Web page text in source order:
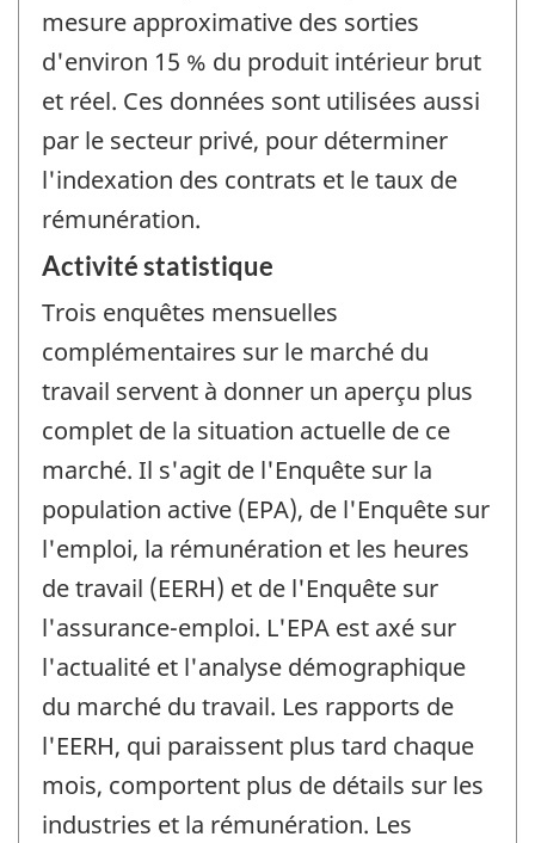
mesure approximative des sorties
d'environ 15 % du produit intérieur brut
et réel. Ces données sont utilisées aussi
par le secteur privé, pour déterminer
l'indexation des contrats et le taux de
rémunération.
Activité statistique
Trois enquêtes mensuelles
complémentaires sur le marché du
travail servent à donner un aperçu plus
complet de la situation actuelle de ce
marché. Il s'agit de l'Enquête sur la
population active (EPA), de l'Enquête sur
l'emploi, la rémunération et les heures
de travail (EERH) et de l'Enquête sur
l'assurance-emploi. L'EPA est axé sur
l'actualité et l'analyse démographique
du marché du travail. Les rapports de
l'EERH, qui paraissent plus tard chaque
mois, comportent plus de détails sur les
industries et la rémunération. Les